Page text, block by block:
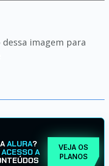
ALURA?
ACESSO A
VEJA OS
PLANOS